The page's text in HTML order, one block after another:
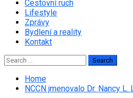
Cestovní ruch
Lifestyle
Zprávy
Bydlení a reality
Kontakt
Search
for:
Home
NCCN jmenovalo Dr. Nancy